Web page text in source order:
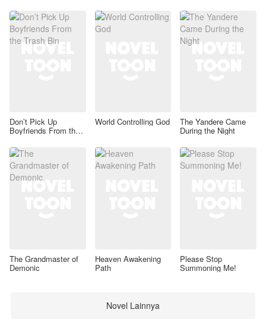
Don’t Pick Up
Boyfriends From the
World Controlling God The Yandere Came
During the Night
The Grandmaster of
Demonic
Heaven Awakening
Path
Please Stop
Summoning Me!
Novel Lainnya